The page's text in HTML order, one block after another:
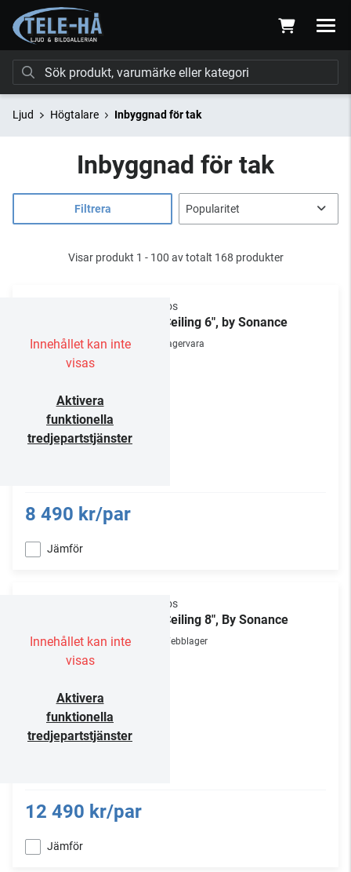
Ljud Högtalare Inbyggnad för tak
Inbyggnad för tak
Filtrera
Visar produkt 1 - 100 av totalt 168 produkter
Innehållet kan inte
visas
Aktivera
funktionella
tredjepartstjänster
Sonos
In-Ceiling 6", by Sonance
Lagervara
8 490 kr/par
Jämför
Innehållet kan inte
visas
Aktivera
funktionella
tredjepartstjänster
Sonos
In-Ceiling 8", By Sonance
Webblager
12 490 kr/par
Jämför